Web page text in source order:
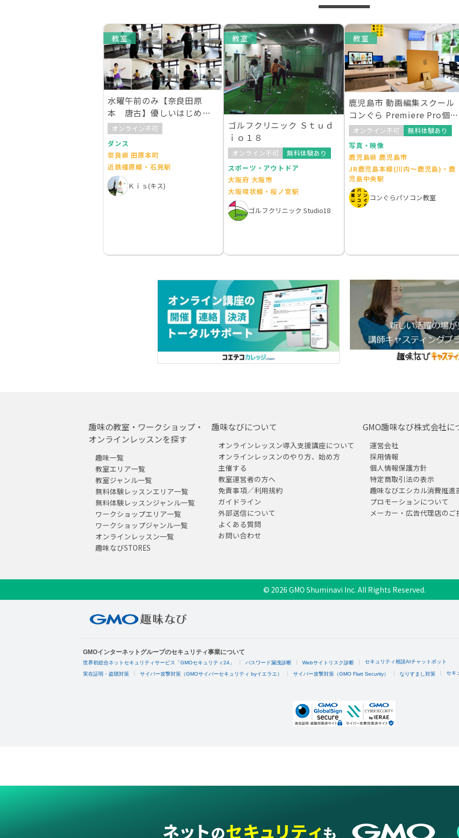
教室
水曜午前のみ【奈良田原
本 唐古】優しいはじめて
のフラダンス講座
オンライン不可
ダンス
奈良県 田原本町
近鉄橿原線・石見駅
Ｋｉｓ(キス)
教室
ゴルフクリニック Ｓｔｕｄ
ｉｏ１８
オンライン不可
無料体験あり
スポーツ・アウトドア
大阪府 大阪市
大阪環状線・桜ノ宮駅
ゴルフクリニック Studio18
教室
鹿児島市 動画編集スクール
コンぐら Premiere Pro個別
指導
オンライン不可
無料体験あり
写真・映像
鹿児島県 鹿児島市
JR鹿児島本線(川内～鹿児島)・鹿
児島中央駅
コンぐらパソコン教室
趣味の教室・ワークショップ・
オンラインレッスンを探す
趣味一覧
教室エリア一覧
教室ジャンル一覧
無料体験レッスンエリア一覧
無料体験レッスンジャンル一覧
ワークショップエリア一覧
ワークショップジャンル一覧
オンラインレッスン一覧
趣味なびSTORES
趣味なびについて
オンラインレッスン導入支援講座について
オンラインレッスンのやり方、始め方
主催する
教室運営者の方へ
免責事項／利用規約
ガイドライン
外部送信について
よくある質問
お問い合わせ
GMO趣味なび株式会社に
運営会社
採用情報
個人情報保護方針
特定商取引法の表示
趣味なびエシカル消費推進
プロモーションについて
メーカー・広告代理店のご
© 2026 GMO Shuminavi Inc. All Rights Reserved.